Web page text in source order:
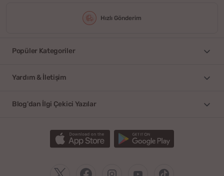
Hızlı Gönderim
Popüler Kategoriler
Yardım & İletişim
Blog'dan İlgi Çekici Yazılar